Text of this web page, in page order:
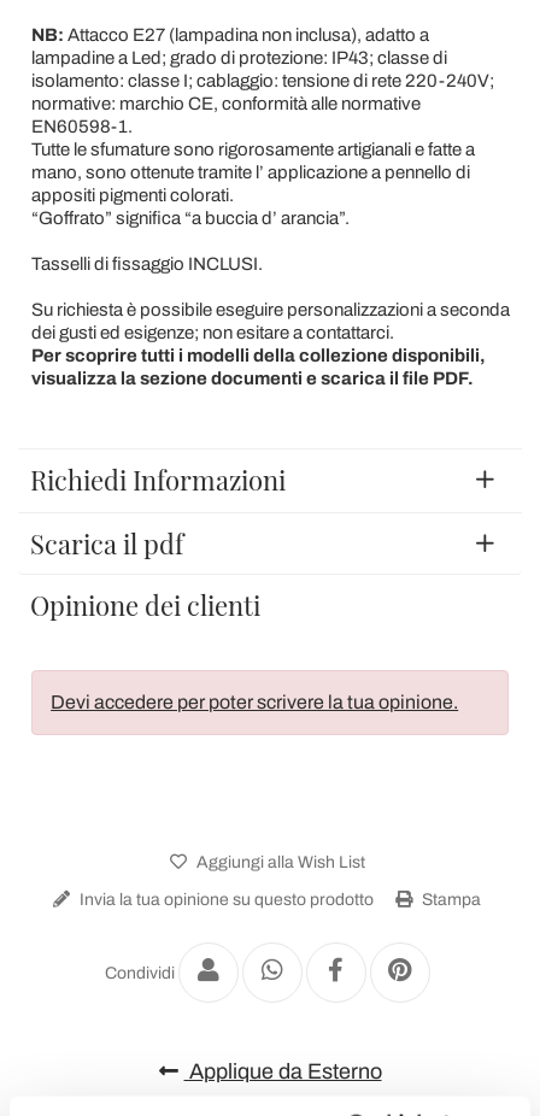
NB: Attacco E27 (lampadina non inclusa), adatto a
lampadine a Led; grado di protezione: IP43; classe di
isolamento: classe I; cablaggio: tensione di rete 220-240V;
normative: marchio CE, conformità alle normative
EN60598-1.
Tutte le sfumature sono rigorosamente artigianali e fatte a
mano, sono ottenute tramite l’ applicazione a pennello di
appositi pigmenti colorati.
“Goffrato” significa “a buccia d’ arancia”.
Tasselli di fissaggio INCLUSI.
Su richiesta è possibile eseguire personalizzazioni a seconda
dei gusti ed esigenze; non esitare a contattarci.
Per scoprire tutti i modelli della collezione disponibili,
visualizza la sezione documenti e scarica il file PDF.
Richiedi Informazioni
Scarica il pdf
Opinione dei clienti
Devi accedere per poter scrivere la tua opinione.
Aggiungi alla Wish List
Invia la tua opinione su questo prodotto Stampa
Condividi
Applique da Esterno